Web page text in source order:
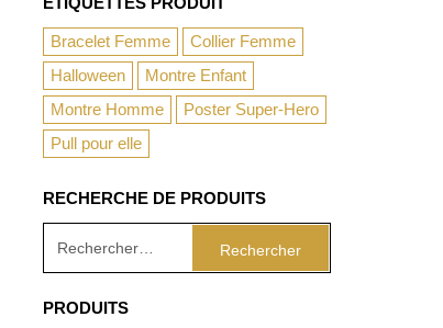
Bracelet Femme
Collier Femme
Halloween
Montre Enfant
Montre Homme
Poster Super-Hero
Pull pour elle
RECHERCHE DE PRODUITS
PRODUITS